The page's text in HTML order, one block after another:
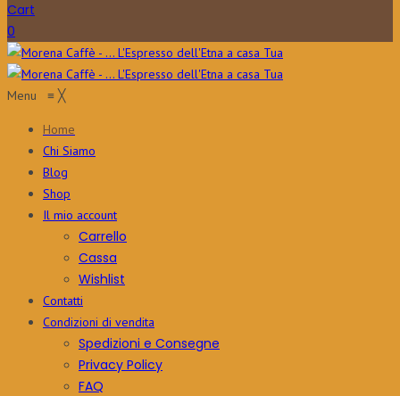
Cart
0
Menu ≡ ╳
Home
Chi Siamo
Blog
Shop
Il mio account
Carrello
Cassa
Wishlist
Contatti
Condizioni di vendita
Spedizioni e Consegne
Privacy Policy
FAQ